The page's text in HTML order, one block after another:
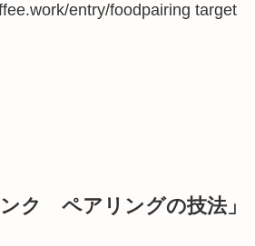
entry/foodpairing target
ンク ペアリングの技法」